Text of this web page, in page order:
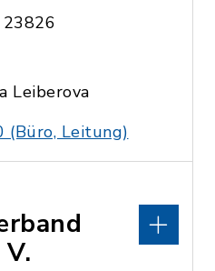
Leiberova
(Büro, Leitung)